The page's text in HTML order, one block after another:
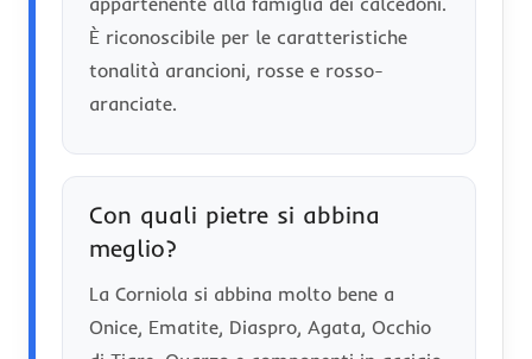
È riconoscibile per le caratteristiche
tonalità arancioni, rosse e rosso-
aranciate.
Con quali pietre si abbina
meglio?
La Corniola si abbina molto bene a
Onice, Ematite, Diaspro, Agata, Occhio